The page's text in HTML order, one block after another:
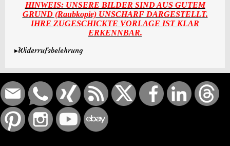
HINWEIS: UNSERE BILDER SIND AUS GUTEM
GRUND (Raubkopie) UNSCHARF DARGESTELLT.
IHRE ZUGESCHICKTE VORLAGE IST KLAR
ERKENNBAR.
▸Widerrufsbelehrung